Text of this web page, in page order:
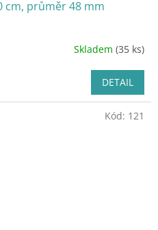
cm, průměr 48 mm
Skladem (35 ks)
DETAIL
Kód: 121